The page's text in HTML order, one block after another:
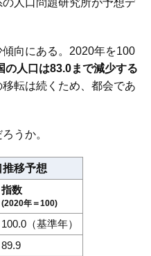
向にある。2020年を100
の人口は83.0まで減少する
転は続くため、都会であ
うか。
移予想
指数
(2020年＝100)
100.0（基準年）
89.9